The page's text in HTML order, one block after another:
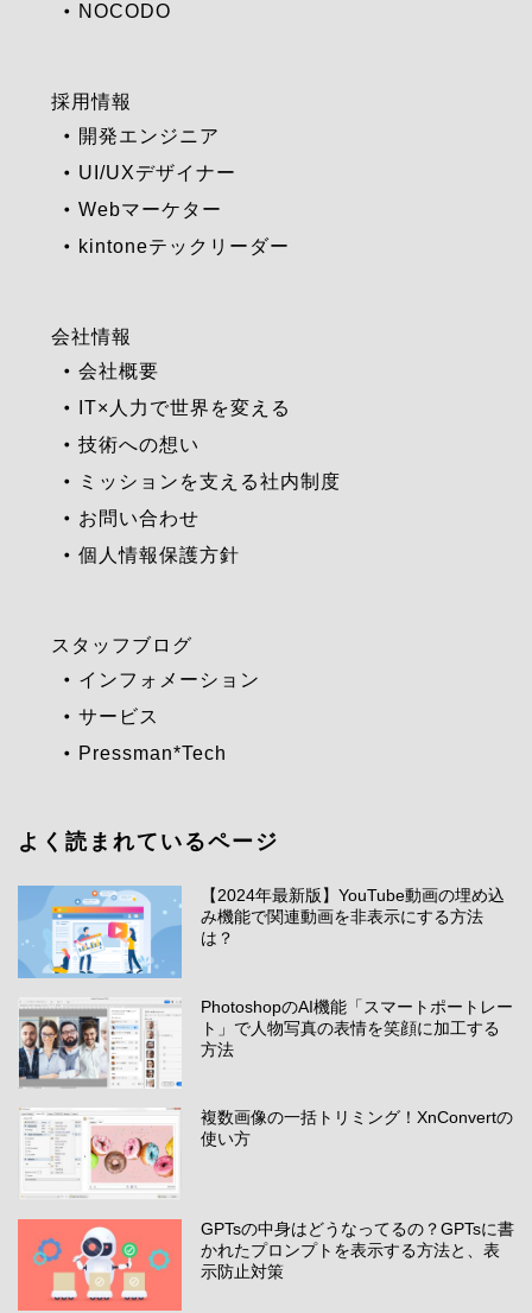
NOCODO
採用情報
開発エンジニア
UI/UXデザイナー
Webマーケター
kintoneテックリーダー
会社情報
会社概要
IT×人力で世界を変える
技術への想い
ミッションを支える社内制度
お問い合わせ
個人情報保護方針
スタッフブログ
インフォメーション
サービス
Pressman*Tech
よく読まれているページ
【2024年最新版】YouTube動画の埋め込
み機能で関連動画を非表示にする方法
は？
PhotoshopのAI機能「スマートポートレー
ト」で人物写真の表情を笑顔に加工する
方法
複数画像の一括トリミング！XnConvertの
使い方
GPTsの中身はどうなってるの？GPTsに書
かれたプロンプトを表示する方法と、表
示防止対策